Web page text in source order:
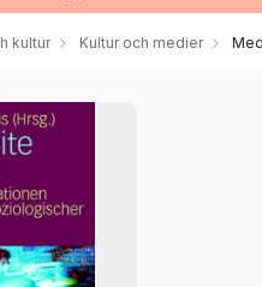
kultur Kultur och medier